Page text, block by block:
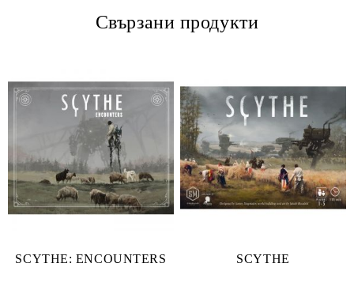
Свързани продукти
SCYTHE: ENCOUNTERS SCYTHE